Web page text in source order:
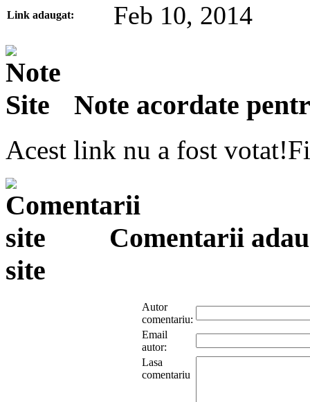
Link adaugat: Feb 10, 2014
Note acordate
Acest link nu a fost
Comentarii
site
Autor
comentariu:
Email
autor:
Lasa
comentariu